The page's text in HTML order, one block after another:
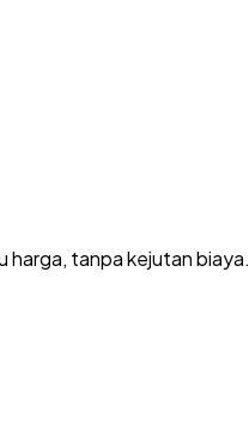
harga, tanpa kejutan biaya.